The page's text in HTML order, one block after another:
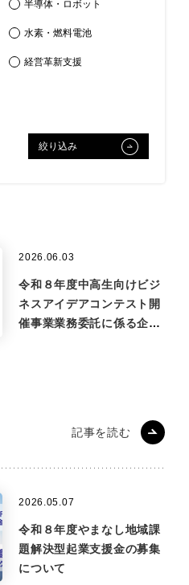
半導体・ロボット
⽔素・燃料電池
経営革新支援
絞り込み
2026.06.03
令和８年度中高生向けビジ
ネスアイデアコンテスト開
催事業業務委託に係る企画
記事を読む
2026.05.07
令和８年度やまなし地域課
題解決型起業支援金の募集
について